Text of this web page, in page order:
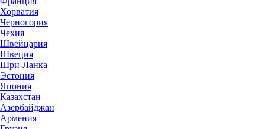
Хорватия
Черногория
Чехия
Швейцария
Швеция
Шри-Ланка
Эстония
Япония
Казахстан
Азербайджан
Армения